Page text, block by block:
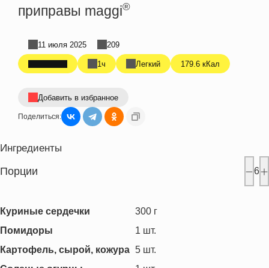
приправы maggi®
1ч Легкий 179.6 кКал
11 июля 2025 209
Добавить в избранное
Поделиться:
Ингредиенты
Порции 6
Куриные сердечки 300 г
Помидоры
1 шт.
Картофель, сырой, кожура 5 шт.